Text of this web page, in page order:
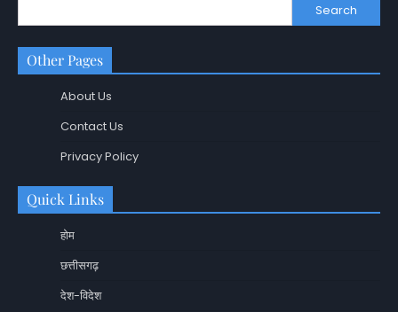
Search
Other Pages
About Us
Contact Us
Privacy Policy
Quick Links
होम
छत्तीसगढ़
देश-विदेश